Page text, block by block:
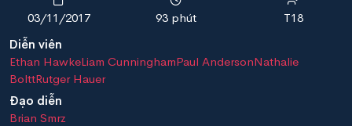
03/11/2017 93 phút
T18
Diễn viên
Ethan HawkeLiam CunninghamPaul AndersonNathalie
BolttRutger Hauer
Đạo diễn
Brian Smrz